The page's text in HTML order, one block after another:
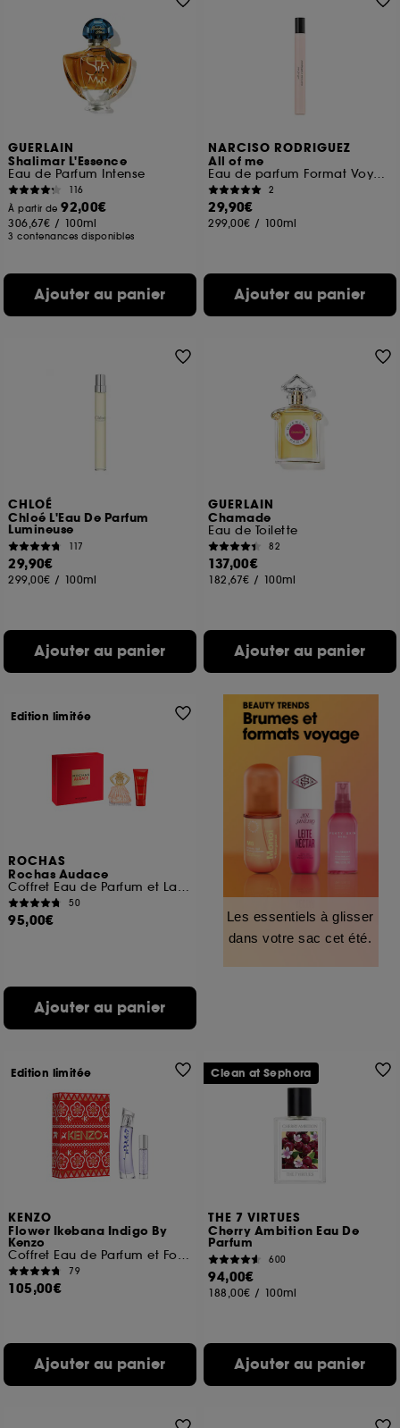
GUERLAIN
Shalimar L'Essence
Eau de Parfum Intense
116
À partir de92,00€
306,67€ / 100ml
3 contenances disponibles
Ajouter au panier
NARCISO RODRIGUEZ
All of me
Eau de parfum Format Voyage
2
29,90€
299,00€ / 100ml
Ajouter au panier
CHLOÉ
Chloé L'Eau De Parfum
Lumineuse
117
29,90€
299,00€ / 100ml
Ajouter au panier
GUERLAIN
Chamade
Eau de Toilette
82
137,00€
182,67€ / 100ml
Ajouter au panier
ROCHAS
Rochas Audace
Coffret Eau de Parfum et Lait Corps
50
95,00€
Ajouter au panier
Edition limitée
Les essentiels à glisser
dans votre sac cet été.
KENZO
Flower Ikebana Indigo By
Kenzo
Coffret Eau de Parfum et Format Voyage
79
105,00€
Ajouter au panier
Edition limitée
THE 7 VIRTUES
Cherry Ambition Eau De
Parfum
600
94,00€
188,00€ / 100ml
Ajouter au panier
Clean at Sephora